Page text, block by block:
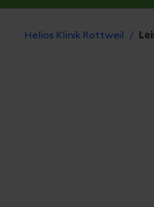
Helios Klinik Rottweil